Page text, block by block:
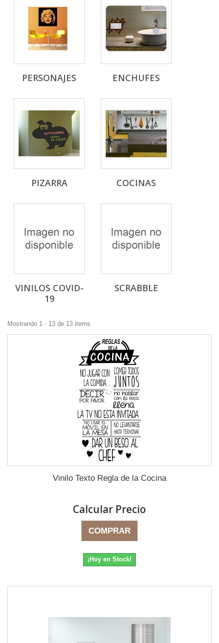
PERSONAJES ENCHUFES
PIZARRA COCINAS
VINILOS COVID-
19
SCRABBLE
Mostrando 1 - 13 de 13 items
Vinilo Texto Regla de la Cocina
Calcular Precio
COMPRAR
¡Hoy en Stock!